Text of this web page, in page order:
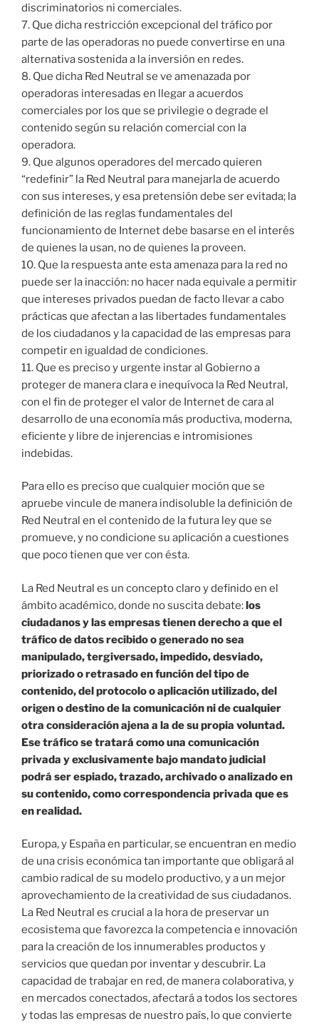
discriminatorios ni comerciales.
7. Que dicha restricción excepcional del tráfico por
parte de las operadoras no puede convertirse en una
alternativa sostenida a la inversión en redes.
8. Que dicha Red Neutral se ve amenazada por
operadoras interesadas en llegar a acuerdos
comerciales por los que se privilegie o degrade el
contenido según su relación comercial con la
operadora.
9. Que algunos operadores del mercado quieren
“redefinir” la Red Neutral para manejarla de acuerdo
con sus intereses, y esa pretensión debe ser evitada; la
definición de las reglas fundamentales del
funcionamiento de Internet debe basarse en el interés
de quienes la usan, no de quienes la proveen.
10. Que la respuesta ante esta amenaza para la red no
puede ser la inacción: no hacer nada equivale a permitir
que intereses privados puedan de facto llevar a cabo
prácticas que afectan a las libertades fundamentales
de los ciudadanos y la capacidad de las empresas para
competir en igualdad de condiciones.
11. Que es preciso y urgente instar al Gobierno a
proteger de manera clara e inequívoca la Red Neutral,
con el fin de proteger el valor de Internet de cara al
desarrollo de una economía más productiva, moderna,
eficiente y libre de injerencias e intromisiones
indebidas.
Para ello es preciso que cualquier moción que se
apruebe vincule de manera indisoluble la definición de
Red Neutral en el contenido de la futura ley que se
promueve, y no condicione su aplicación a cuestiones
que poco tienen que ver con ésta.
La Red Neutral es un concepto claro y definido en el
ámbito académico, donde no suscita debate:los
ciudadanos y las empresas tienen derecho a que el
tráfico de datos recibido o generado no sea
manipulado, tergiversado, impedido, desviado,
priorizado o retrasado en función del tipo de
contenido, del protocolo o aplicación utilizado, del
origen o destino de la comunicación ni de cualquier
otra consideración ajena a la de su propia voluntad.
Ese tráfico se tratará como una comunicación
privada y exclusivamente bajo mandato judicial
podrá ser espiado, trazado, archivado o analizado en
su contenido, como correspondencia privada que es
en realidad.
Europa, y España en particular, se encuentran en medio
de una crisis económica tan importante que obligará al
cambio radical de su modelo productivo, y a un mejor
aprovechamiento de la creatividad de sus ciudadanos.
La Red Neutral es crucial a la hora de preservar un
ecosistema que favorezca la competencia e innovación
para la creación de los innumerables productos y
servicios que quedan por inventar y descubrir. La
capacidad de trabajar en red, de manera colaborativa, y
en mercados conectados, afectará a todos los sectores
y todas las empresas de nuestro país, lo que convierte